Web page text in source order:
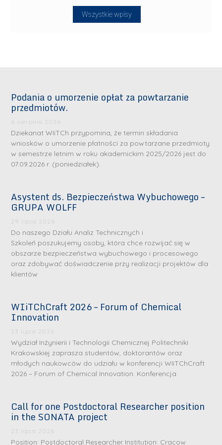
Wszystkie wpisy
Podania o umorzenie opłat za powtarzanie
przedmiotów.
6 sierpnia 2026
Dziekanat WIiTCh przypomina, że termin składania
wniosków o umorzenie płatności za powtarzane przedmioty
w semestrze letnim w roku akademickim 2025/2026 jest do
07.09.2026 r. (poniedziałek).
Asystent ds. Bezpieczeństwa Wybuchowego –
GRUPA WOLFF
29 lipca 2026
Do naszego Działu Analiz Technicznych i
Szkoleń poszukujemy osoby, która chce rozwijać się w
obszarze bezpieczeństwa wybuchowego i procesowego
oraz zdobywać doświadczenie przy realizacji projektów dla
klientów
WIiTChCraft 2026 – Forum of Chemical
Innovation
23 lipca 2026
Wydział Inżynierii i Technologii Chemicznej Politechniki
Krakowskiej zaprasza studentów, doktorantów oraz
młodych naukowców do udziału w konferencji WIiTChCraft
2026 – Forum of Chemical Innovation. Konferencja
Call for one Postdoctoral Researcher position
in the SONATA project
23 lipca 2026
Position: Postdoctoral Researcher Institution: Cracow